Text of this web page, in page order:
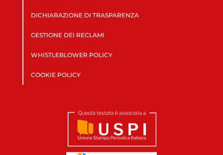
DICHIARAZIONE DI TRASPARENZA
GESTIONE DEI RECLAMI
WHISTLEBLOWER POLICY
COOKIE POLICY